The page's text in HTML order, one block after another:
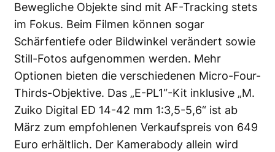
Bewegliche Objekte sind mit AF-Tracking stets
im Fokus. Beim Filmen können sogar
Schärfentiefe oder Bildwinkel verändert sowie
Still-Fotos aufgenommen werden. Mehr
Optionen bieten die verschiedenen Micro-Four-
Thirds-Objektive. Das „E-PL1“-Kit inklusive „M.
Zuiko Digital ED 14-42 mm 1:3,5-5,6“ ist ab
März zum empfohlenen Verkaufspreis von 649
Euro erhältlich. Der Kamerabody allein wird